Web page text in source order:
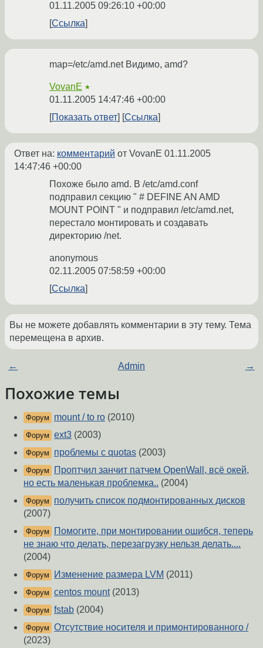
01.11.2005 09:26:10 +00:00
Ссылка
map=/etc/amd.net Видимо, amd?
VovanE ★
01.11.2005 14:47:46 +00:00
Показать ответ
Ссылка
Ответ на: комментарий от VovanE 01.11.2005
14:47:46 +00:00
Похоже было amd. В /etc/amd.conf
подправил секцию " # DEFINE AN AMD
MOUNT POINT " и подправил /etc/amd.net,
перестало монтировать и создавать
директорию /net.
anonymous
02.11.2005 07:58:59 +00:00
Ссылка
Вы не можете добавлять комментарии в эту тему. Тема
перемещена в архив.
← Admin →
Похожие темы
Форум mount / to ro (2010)
Форум ext3 (2003)
Форум проблемы с quotas (2003)
Форум
Проптчил занчит патчем OpenWall, всё окей,
но есть маленькая проблемка.. (2004)
Форум
получить список подмонтированных дисков
(2007)
Форум
Помогите, при монтировании ошибся, теперь
не знаю что делать, перезагрузку нельзя делать....
(2004)
Форум Изменение размера LVM (2011)
Форум centos mount(2013)
Форум fstab (2004)
Форум Отсутствие носителя и примонтированного /
(2023)